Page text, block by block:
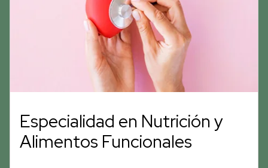
Especialidad en Nutrición y
Alimentos Funcionales